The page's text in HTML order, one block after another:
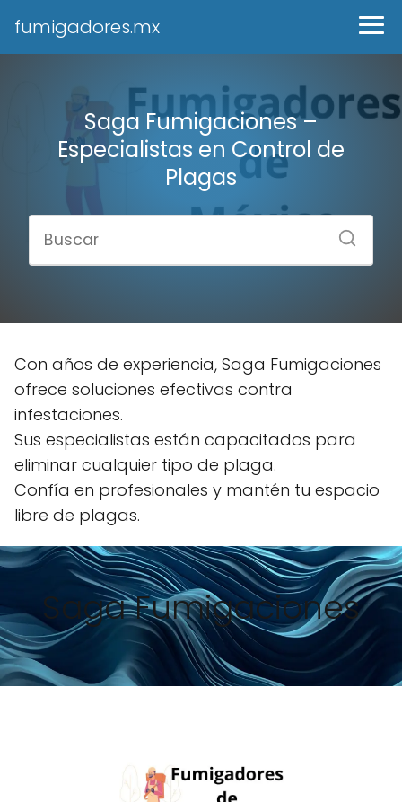
fumigadores.mx
Saga Fumigaciones –
Especialistas en Control de
Plagas
Con años de experiencia, Saga Fumigaciones
ofrece soluciones efectivas contra
infestaciones.
Sus especialistas están capacitados para
eliminar cualquier tipo de plaga.
Confía en profesionales y mantén tu espacio
libre de plagas.
Saga Fumigaciones